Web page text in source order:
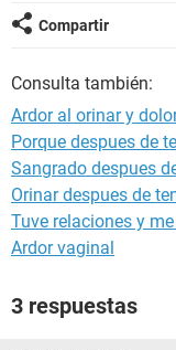
Compartir
Consulta también:
Ardor al orinar y
Porque despues de
Sangrado despues
Orinar despues de
Tuve relaciones y
Ardor vaginal
3 respuestas